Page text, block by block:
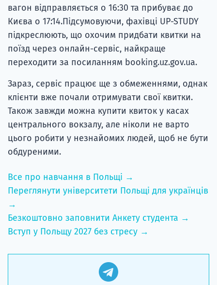
вагон відправляється о 16:30 та прибуває до
Києва о 17:14.Підсумовуючи, фахівці UP-STUDY
підкреслюють, що охочим придбати квитки на
поїзд через онлайн-сервіс, найкраще
переходити за посиланням booking.uz.gov.ua.
Зараз, сервіс працює ще з обмеженнями, однак
клієнти вже почали отримувати свої квитки.
Також завжди можна купити квиток у касах
центрального вокзалу, але ніколи не варто
цього робити у незнайомих людей, щоб не бути
обдуреними.
Все про навчання в Польщі →
Переглянути університети Польщі для українців
→
Безкоштовно заповнити Анкету студента →
Вступ у Польщу 2027 без стресу →